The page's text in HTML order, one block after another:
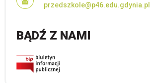
przedszkole@p46.edu.gdynia.pl
BĄDŹ Z NAMI